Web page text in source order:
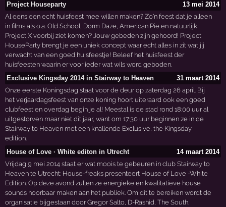
Project Houseparty
13 mei 2014
Al eens een echt huisfeest mee willen maken? Zo'n feest dat je alleen
in films als o.a. Old School, Dorm Daze, American Pie en natuurlijk
Project X voorbij ziet komen? Jouw gebeden zijn gehoord! Project
HouseParty brengt je een uniek concept waar echt alles in zit wat jij
verwacht van een goed huisfeestje! Beleef het huisfeest der
huisfeesten waarin er voor ieder wat wils word geboden.
Exclusive Kingsday 2014 in Stairway to Heaven
31 maart 2014
Onze eerste Koningsdag staat voor de deur op zaterdag 26 april. Bij
het verjaardagsfeest van onze koning hoort uiteraard ook een goed
clubfeest en overdag begin je al! Meestal is de stad rond 18:00 uur al
uitgestorven maar niet dit jaar, want om 17:30 uur beginnen ze in de
Stairway to Heaven met een knallende Exclusive, the Kingsday
edition.
House of Love · White editon in Utrecht
14 maart 2014
Vrijdag 9 mei 2014 staat er wat moois te gebeuren in club Stairway to
Heaven te Utrecht: House-freaks presenteert House of Love -White
Edition. Op deze avond zullen ze energieke en kwalitatieve house
sounds hoorbaar maken aan het publiek. Om dit te bereiken wordt de
organisatie bijgestaan door Gregor Salto, D-Rashid, The South,